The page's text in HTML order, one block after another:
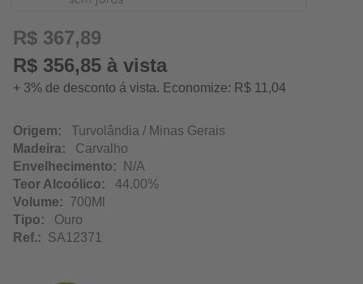
R$ 367,89
R$ 356,85 à vista
+ 3% de desconto á vista. Economize: R$ 11,04
Origem: Turvolândia / Minas Gerais
Madeira: Carvalho
Envelhecimento: N/A
Teor Alcoólico: 44.00%
Volume: 700Ml
Tipo: Ouro
Ref.: SA12371